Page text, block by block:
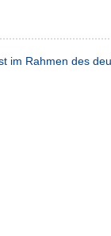
im Rahmen des